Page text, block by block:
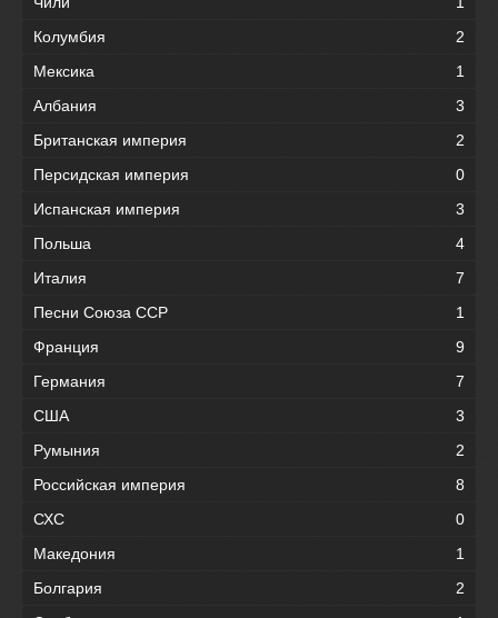
Колумбия
2
Мексика
1
Албания
3
Британская империя
2
Персидская империя
0
Испанская империя
3
Польша
4
Италия
7
Песни Союза ССР
1
Франция
9
Германия
7
США
3
Румыния
2
Российская империя
8
СХС
0
Македония
1
Болгария
2